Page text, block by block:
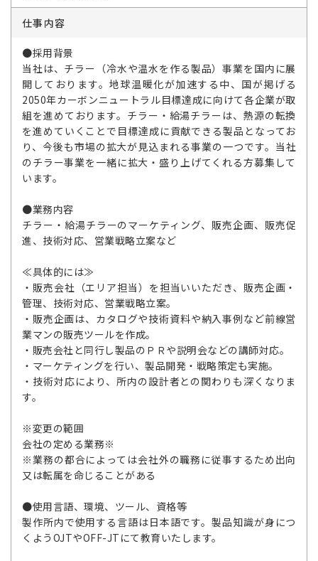
仕事内容
●採用背景
当社は、チラー（冷水や温水を作る製品）事業を国内に展
開しております。地球温暖化が加速する中、国が掲げる
2050年カーボンニュートラル目標達成に向けて各企業が取
組を進めております。チラー・給湯チラーは、熱源の転換
を進めていくことで目標達成に貢献できる製品となってお
り、今後も市場の拡大が見込まれる事業の一つです。当社
のチラー事業を一緒に拡大・盛り上げてくれる方募集して
います。
●業務内容
チラー・給湯チラーのマーケティング、販売企画、販売促
進、技術対応、営業戦略立案など
≪具体的には≫
・販売会社（エリア担当）を担当いいただき、販売企画・
管理、技術対応、営業戦略立案。
・販売企画は、カタログや技術資料や納入事例など前線営
業マンの販売ツールを作成。
・販売会社と同行し製品のＰＲや説明会などの講師対応。
・マーケティングを行い、製品開発・戦略策定も実施。
・技術対応により、所内の設計者との関わりも深くなりま
す。
※変更の範囲
会社の定める業務※
※業務の都合によっては会社外の職務に従事するため出向
又は転属を命じることがある
●使用言語、環境、ツール、資格等
製作所内で使用する言語は日本語です。製品知識が身につ
くようOJTやOFF-JTにて教育いたします。